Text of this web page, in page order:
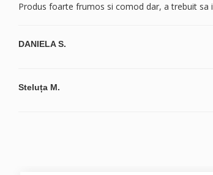
Produs foarte frumos si comod dar, a trebuit
DANIELA S.
Steluța M.